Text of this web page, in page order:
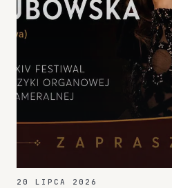
20 LIPCA 2026